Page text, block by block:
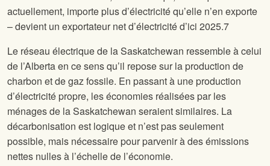
actuellement, importe plus d’électricité qu’elle n’en exporte
– devient un exportateur net d’électricité d’ici 2025.7
Le réseau électrique de la Saskatchewan ressemble à celui
de l’Alberta en ce sens qu’il repose sur la production de
charbon et de gaz fossile. En passant à une production
d’électricité propre, les économies réalisées par les
ménages de la Saskatchewan seraient similaires. La
décarbonisation est logique et n’est pas seulement
possible, mais nécessaire pour parvenir à des émissions
nettes nulles à l’échelle de l’économie.